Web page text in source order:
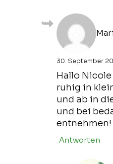
30. September
Hallo
ruhig in
und ab in
und bei
entnehmen!
Antworten